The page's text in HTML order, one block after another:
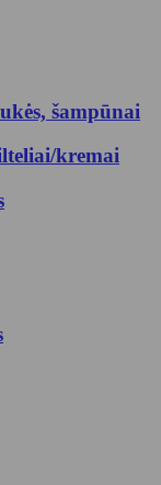
šampūnai
kremai